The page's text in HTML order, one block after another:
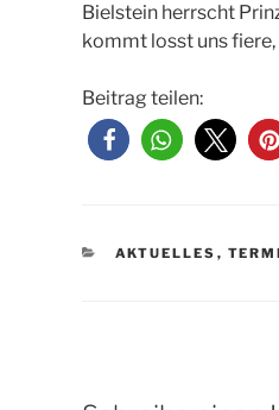
Bielstein herrscht
kommt losst uns
Beitrag teilen:
KATEGORIEN
AKTUELLES ,